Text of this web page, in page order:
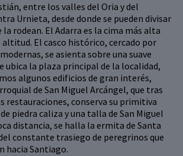
entre los valles del Oria y del
Urnieta, desde donde se pueden divisar
rodean. El Adarra es la cima más alta
altitud. El casco histórico, cercado por
se asienta sobre una suave
ubica la plaza principal de la localidad,
algunos edificios de gran interés,
de San Miguel Arcángel, que tras
restauraciones, conserva su primitiva
piedra caliza y una talla de San Miguel
distancia, se halla la ermita de Santa
constante trasiego de peregrinos que
hacia Santiago.